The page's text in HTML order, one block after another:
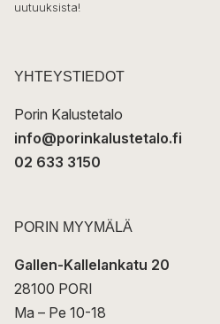
k
t
uutuuksista!
YHTEYSTIEDOT
Porin Kalustetalo
info@porinkalustetalo.fi
02 633 3150
PORIN MYYMÄLÄ
Gallen-Kallelankatu 20
28100 PORI
Ma – Pe 10-18